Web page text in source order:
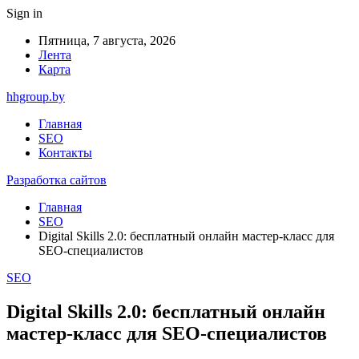
Sign in
Пятница, 7 августа, 2026
Лента
Карта
hhgroup.by
Главная
SEO
Контакты
Разработка сайтов
Главная
SEO
Digital Skills 2.0: бесплатный онлайн мастер-класс для
SEO-специалистов
SEO
Digital Skills 2.0: бесплатный онлайн
мастер-класс для SEO-специалистов